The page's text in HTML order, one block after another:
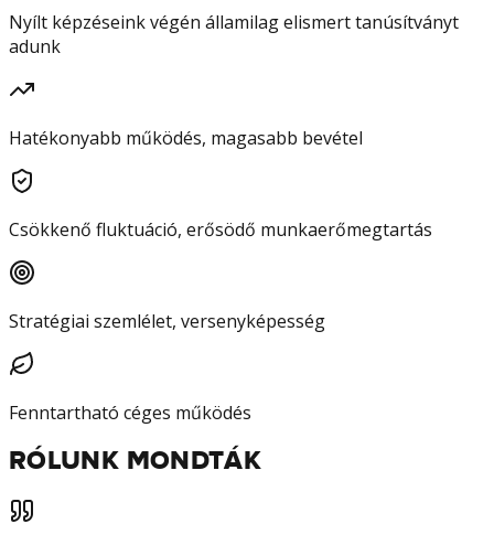
Nyílt képzéseink végén államilag elismert tanúsítványt
adunk
Hatékonyabb működés, magasabb bevétel
Csökkenő fluktuáció, erősödő munkaerőmegtartás
Stratégiai szemlélet, versenyképesség
Fenntartható céges működés
RÓLUNK MONDTÁK